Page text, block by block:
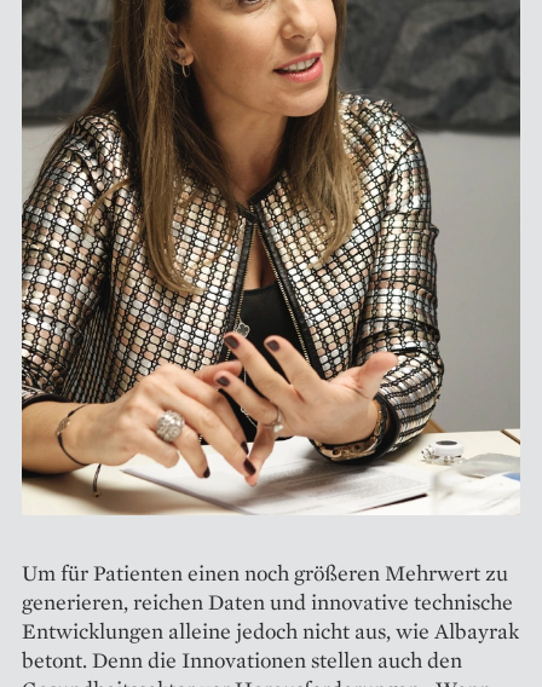
Um für Patienten einen noch größeren Mehrwert zu
generieren, reichen Daten und innovative technische
Entwicklungen alleine jedoch nicht aus, wie Albayrak
betont. Denn die Innovationen stellen auch den